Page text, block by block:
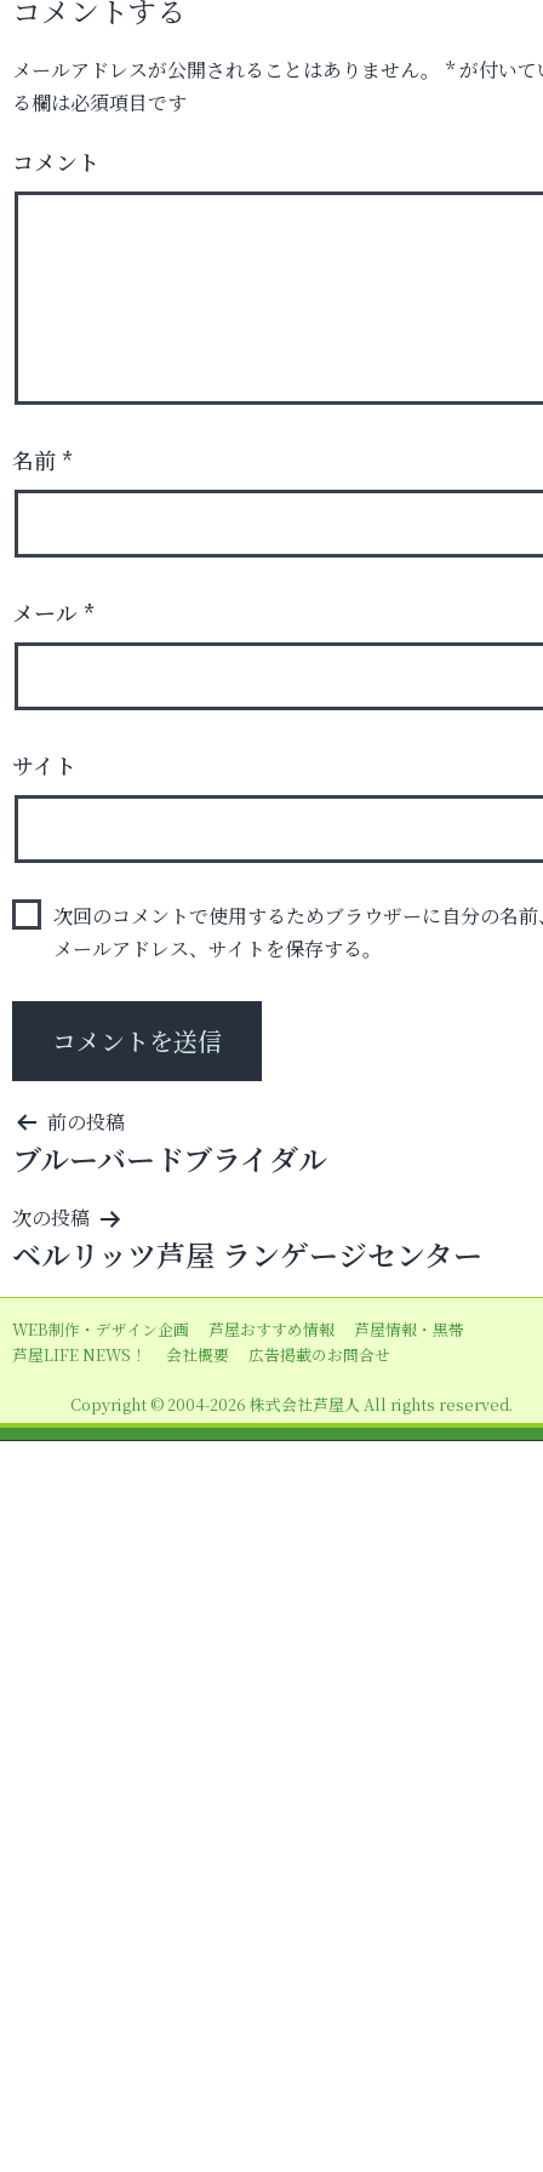
コメントする
メールアドレスが公開されることはありません。 *が付いて
る欄は必須項目です
コメント
名前 *
メール *
サイト
次回のコメントで使用するためブラウザーに自分の名前
メールアドレス、サイトを保存する。
投
稿
ナ
ビ
ゲ
ー
シ
ン
前の投稿
ブルーバードブライダル
次の投稿
ベルリッツ芦屋 ランゲージセンター
WEB制作・デザイン企画 芦屋おすすめ情報
芦屋情報・黒帯
芦屋LIFE NEWS！
会社概要 広告掲載のお問合せ
Copyright © 2004-2026 株式会社芦屋人 All rights reserved.